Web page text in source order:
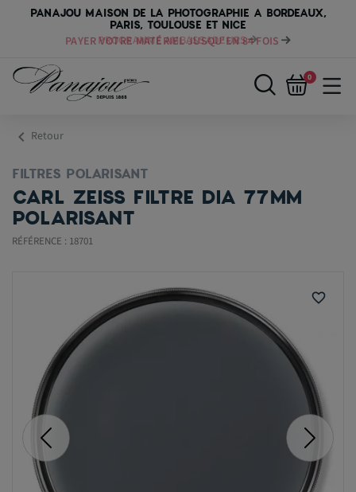
PANAJOU MAISON DE LA PHOTOGRAPHIE A BORDEAUX,
PARIS, TOULOUSE ET NICE
PAYER VOTRE MATÉRIEL JUSQU'EN 84 FOIS
0
chevron_left Retour
FILTRES POLARISANT
CARL ZEISS FILTRE DIA 77MM
POLARISANT
RÉFÉRENCE : 18701
favorite_border